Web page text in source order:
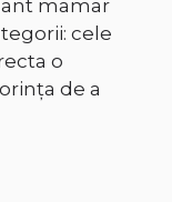
mamar
cele
o
de a